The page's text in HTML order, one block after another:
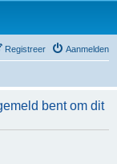
Aanmelden
Registreer
bent om dit